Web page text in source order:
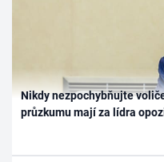
Nikdy nezpochybňujte
průzkumu mají za lídra